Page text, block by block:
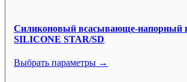
Силиконовый всасывающе-напорный
SILICONE STAR/SD
Выбрать параметры →